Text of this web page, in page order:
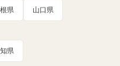
県 山口県
県